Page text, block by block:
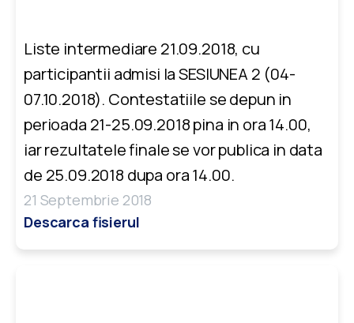
Liste intermediare 21.09.2018, cu
participantii admisi la SESIUNEA 2 (04-
07.10.2018). Contestatiile se depun in
perioada 21-25.09.2018 pina in ora 14.00,
iar rezultatele finale se vor publica in data
de 25.09.2018 dupa ora 14.00.
21 Septembrie 2018
Descarca fisierul